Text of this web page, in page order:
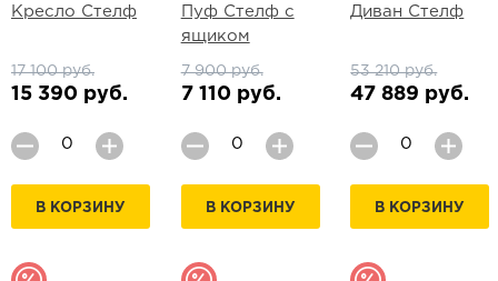
Кресло Стелф
17 100 руб.
15 390 руб.
В КОРЗИНУ
Пуф Стелф с
ящиком
7 900 руб.
7 110 руб.
В КОРЗИНУ
Диван Стелф
53 210 руб.
47 889 руб.
В КОРЗИНУ